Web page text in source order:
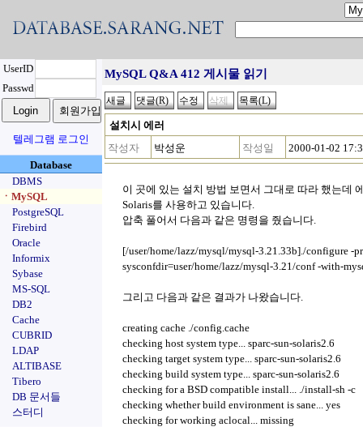
UserID
Passwd
텔레그램 로그인
Database
DBMS
ㆍMySQL
PostgreSQL
Firebird
Oracle
Informix
Sybase
MS-SQL
DB2
Cache
CUBRID
LDAP
ALTIBASE
Tibero
DB 문서들
스터디
MySQL Q&A 412 게시물 읽기
설치시 에러
작성자
박성운 작성일 2000-01-02
이 곳에 있는 설치 방법 보면서 그대로 따라 했는데
Solaris를 사용하고 있습니다.
압축 풀어서 다음과 같은 명령을 줬습니다.
[/user/home/lazz/mysql/mysql-3.21.33b]./configure -
sysconfdir=user/home/lazz/mysql-3.21/conf -with-
그리고 다음과 같은 결과가 나왔습니다.
creating cache ./config.cache
checking host system type... sparc-sun-solaris2.6
checking target system type... sparc-sun-solaris2.6
checking build system type... sparc-sun-solaris2.6
checking for a BSD compatible install... ./install-sh -c
checking whether build environment is sane... yes
checking for working aclocal... missing